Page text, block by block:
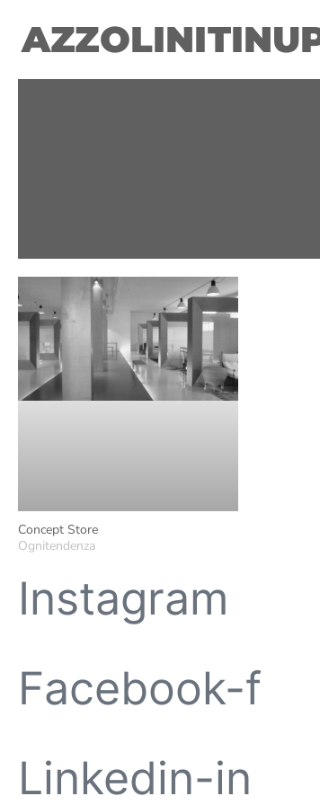
Concept Store
Ognitendenza
Instagram
Facebook-f
Linkedin-in